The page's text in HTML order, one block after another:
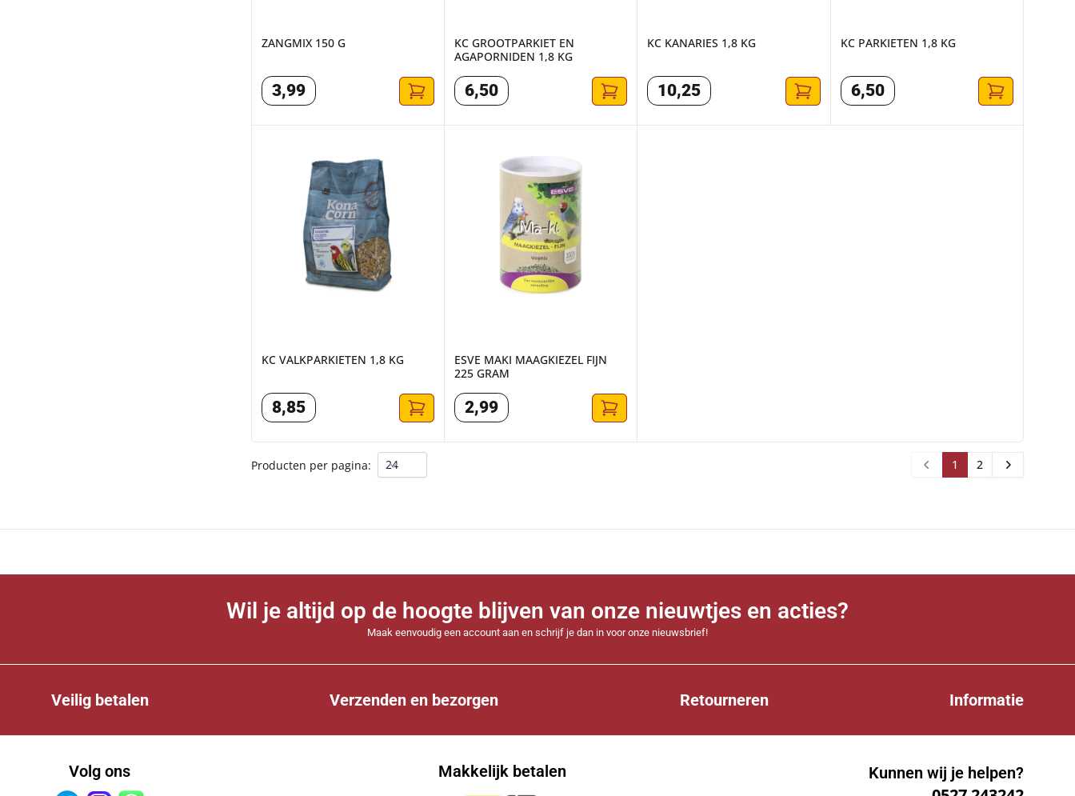
ZANGMIX 150 G
3,99
KC GROOTPARKIET EN
AGAPORNIDEN 1,8 KG
6,50
KC KANARIES 1,8 KG
10,25
KC PARKIETEN 1,8 KG
6,50
KC VALKPARKIETEN 1,8 KG
8,85
ESVE MAKI MAAGKIEZEL FIJN
225 GRAM
2,99
Producten per pagina: Prev 1 2 Next
Wil je altijd op de hoogte blijven van onze nieuwtjes en acties?
Maak eenvoudig een account aan en schrijf je dan in voor onze nieuwsbrief!
Veilig betalen Verzenden en bezorgen Retourneren Informatie
Volg ons
FacebookInstagram
Makkelijk betalen Kunnen wij je helpen?